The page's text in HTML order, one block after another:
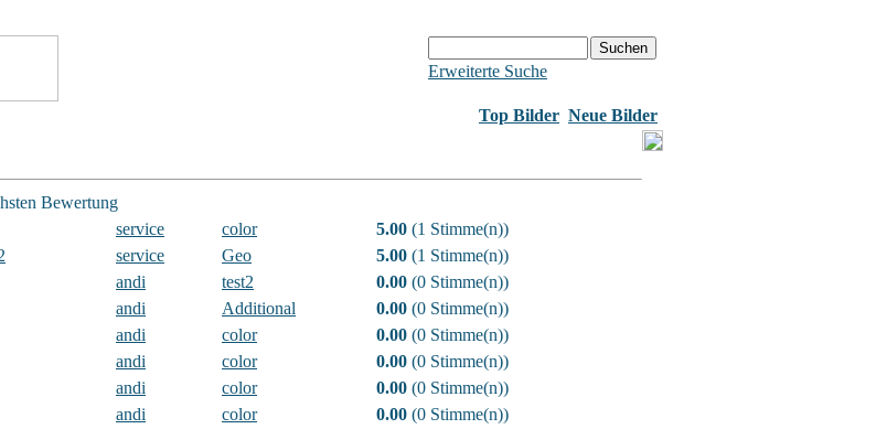
Erweiterte Suche
Top Bilder Neue Bilder
Bewertung
service color 5.00 (1 Stimme(n))
service Geo 5.00 (1 Stimme(n))
andi test2 0.00 (0 Stimme(n))
andi Additional 0.00 (0 Stimme(n))
andi color 0.00 (0 Stimme(n))
andi color 0.00 (0 Stimme(n))
andi color 0.00 (0 Stimme(n))
andi color 0.00 (0 Stimme(n))